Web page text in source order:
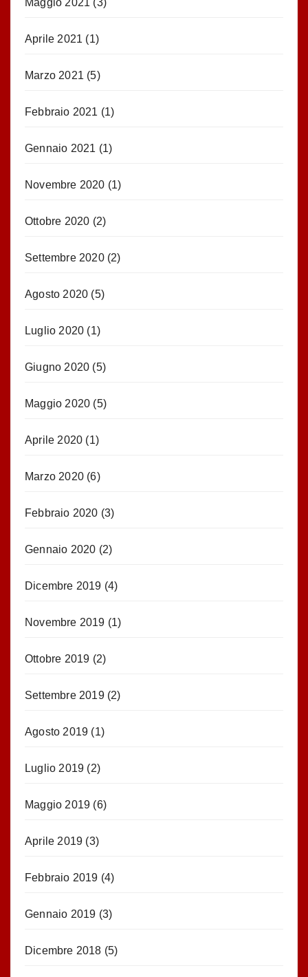
Maggio 2021 (3)
Aprile 2021 (1)
Marzo 2021 (5)
Febbraio 2021 (1)
Gennaio 2021 (1)
Novembre 2020 (1)
Ottobre 2020 (2)
Settembre 2020(2)
Agosto 2020 (5)
Luglio 2020 (1)
Giugno 2020 (5)
Maggio 2020 (5)
Aprile 2020 (1)
Marzo 2020 (6)
Febbraio 2020 (3)
Gennaio 2020 (2)
Dicembre 2019 (4)
Novembre 2019 (1)
Ottobre 2019 (2)
Settembre 2019(2)
Agosto 2019 (1)
Luglio 2019 (2)
Maggio 2019 (6)
Aprile 2019 (3)
Febbraio 2019 (4)
Gennaio 2019 (3)
Dicembre 2018 (5)